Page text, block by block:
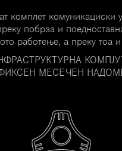
комплет
побрза и
работење, а преку тоа и
МЕСЕЧЕН